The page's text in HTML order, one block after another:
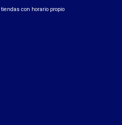
con horario propio